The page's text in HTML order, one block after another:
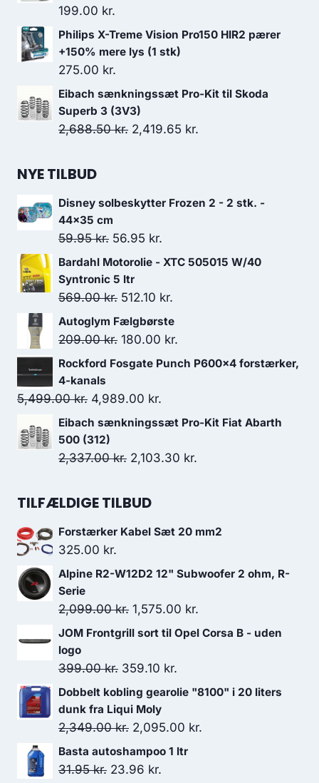
499.00 kr..449.10 kr..
199.00 kr.
Philips X-Treme Vision Pro150 HIR2 pærer
+150% mere lys (1 stk)
275.00 kr.
Eibach sænkningssæt Pro-Kit til Skoda
Superb 3 (3V3)
2,688.50kr. Den
2,688.50 kr..
2,419.65 kr.
2,419.65 kr..
NYE TILBUD
Disney solbeskytter Frozen 2 - 2 stk. -
44x35 cm
59.95kr. Den
oprindelige
pris
var:
59.95 kr..
56.95 kr.
aktuelle
er:
56.95 kr..
Bardahl Motorolie - XTC 505015 W/40
Syntronic 5 ltr
569.00kr. Den
oprindelige
pris
569.00 kr..
512.10 kr.
aktuelle
pris
Autoglym Fælgbørste
209.00kr. Den
oprindelige
var:
209.00 kr..
180.00 kr.
aktuelle
180.00 kr..
Rockford Fosgate Punch P600x4 forstærker,
4-kanals
5,499.00kr. Den
oprindelige
pris
var:
4,989.00 kr.
aktuelle
er:
Eibach sænkningssæt Pro-Kit Fiat Abarth
500 (312)
2,337.00kr. Den
pris
2,337.00 kr..
2,103.30 kr.
2,103.30 kr..
TILFÆLDIGE TILBUD
Forstærker Kabel Sæt 20 mm2
325.00 kr.
Alpine R2-W12D2 12" Subwoofer 2 ohm, R-
Serie
2,099.00kr. Den
oprindelige
var:
2,099.00 kr..
1,575.00 kr.
aktuelle
1,575.00 kr..
JOM Frontgrill sort til Opel Corsa B - uden
logo
399.00kr. Den
oprindelige
pris
var:
399.00 kr..
359.10 kr.
aktuelle
er:
359.10 kr..
Dobbelt kobling gearolie "8100" i 20 liters
dunk fra Liqui Moly
2,349.00kr. Den
oprindelige
pris
2,095.00 kr.
Basta autoshampoo 1 ltr
31.95kr. Den
23.96 kr.